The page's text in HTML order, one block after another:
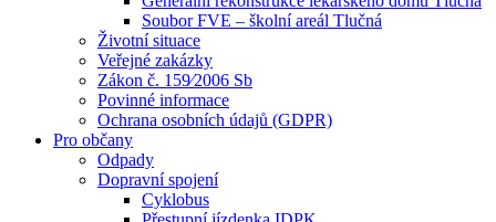
Soubor FVE – školní areál Tlučná
Životní situace
Veřejné zakázky
Zákon č. 159⁄2006 Sb
Povinné informace
Ochrana osobních údajů (GDPR)
Pro občany
Odpady
Dopravní spojení
Cyklobus